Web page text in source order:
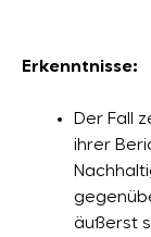
Erkenntnisse:
Der Fall
ihrer
äußerst